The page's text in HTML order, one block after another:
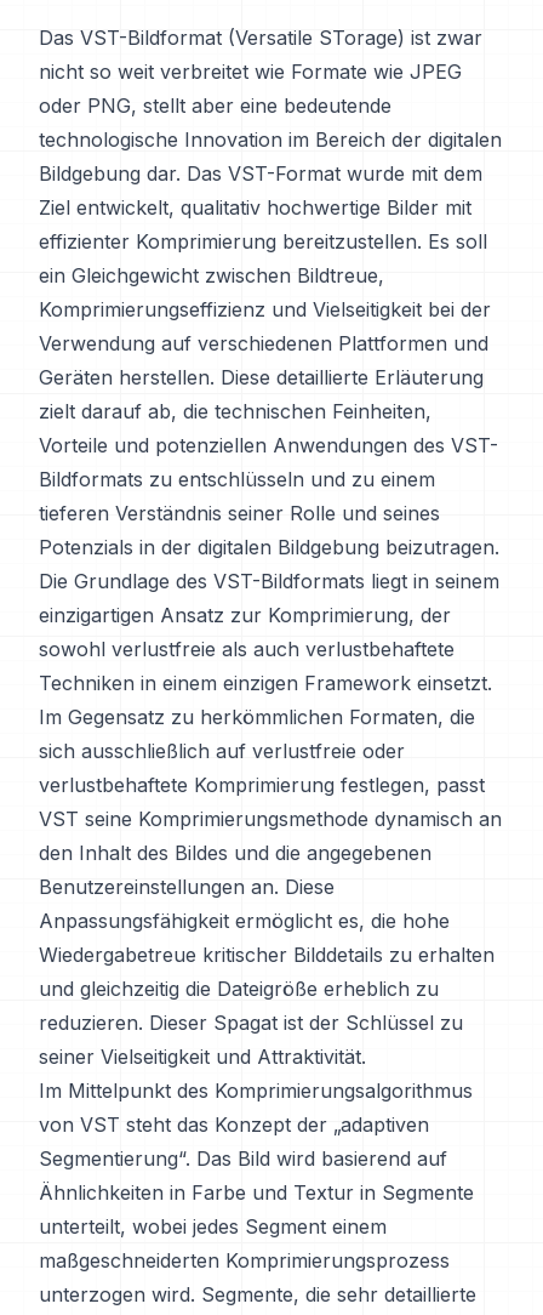
Das VST-Bildformat (Versatile STorage) ist zwar
nicht so weit verbreitet wie Formate wie JPEG
oder PNG, stellt aber eine bedeutende
technologische Innovation im Bereich der digitalen
Bildgebung dar. Das VST-Format wurde mit dem
Ziel entwickelt, qualitativ hochwertige Bilder mit
effizienter Komprimierung bereitzustellen. Es soll
ein Gleichgewicht zwischen Bildtreue,
Komprimierungseffizienz und Vielseitigkeit bei der
Verwendung auf verschiedenen Plattformen und
Geräten herstellen. Diese detaillierte Erläuterung
zielt darauf ab, die technischen Feinheiten,
Vorteile und potenziellen Anwendungen des VST-
Bildformats zu entschlüsseln und zu einem
tieferen Verständnis seiner Rolle und seines
Potenzials in der digitalen Bildgebung beizutragen.
Die Grundlage des VST-Bildformats liegt in seinem
einzigartigen Ansatz zur Komprimierung, der
sowohl verlustfreie als auch verlustbehaftete
Techniken in einem einzigen Framework einsetzt.
Im Gegensatz zu herkömmlichen Formaten, die
sich ausschließlich auf verlustfreie oder
verlustbehaftete Komprimierung festlegen, passt
VST seine Komprimierungsmethode dynamisch an
den Inhalt des Bildes und die angegebenen
Benutzereinstellungen an. Diese
Anpassungsfähigkeit ermöglicht es, die hohe
Wiedergabetreue kritischer Bilddetails zu erhalten
und gleichzeitig die Dateigröße erheblich zu
reduzieren. Dieser Spagat ist der Schlüssel zu
seiner Vielseitigkeit und Attraktivität.
Im Mittelpunkt des Komprimierungsalgorithmus
von VST steht das Konzept der „adaptiven
Segmentierung“. Das Bild wird basierend auf
Ähnlichkeiten in Farbe und Textur in Segmente
unterteilt, wobei jedes Segment einem
maßgeschneiderten Komprimierungsprozess
unterzogen wird. Segmente, die sehr detaillierte